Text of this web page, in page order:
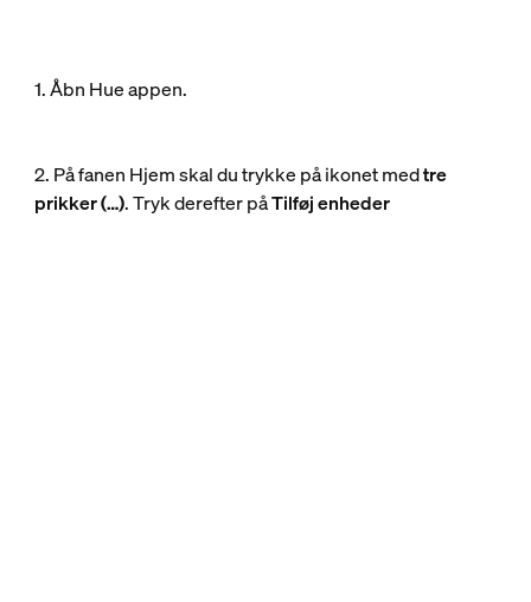
1. Åbn Hue appen.
2. På fanen Hjem skal du trykke på ikonet medtre
prikker (…). Tryk derefter påTilføj enheder